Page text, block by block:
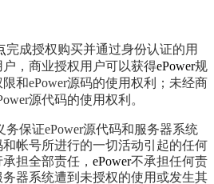
完成授权购买并通过身份认证的用
户，商业授权用户可以获得ePower规
和ePower源码的使用权利；未经商
源代码的使用权利 。
务保证ePower源代码和服务器系统
帐号所进行的一切活动引起的任何
担全部责任， ePower不承担任何责
器系统遭到未授权的使用或发生其